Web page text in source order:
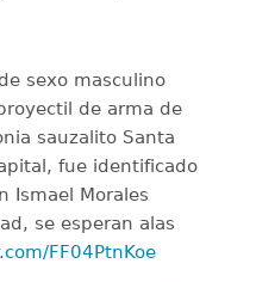
sexo masculino
de arma de
sauzalito Santa
fue identificado
Ismael Morales
se esperan alas
FF04PtnKoe